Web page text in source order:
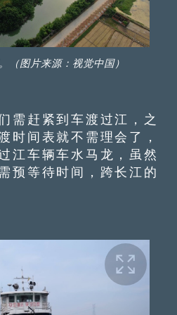
（图片来源：视觉中国）
赶紧到车渡过江，之
时间表就不需理会了，
江车辆车水马龙，虽然
预等待时间，跨长江的